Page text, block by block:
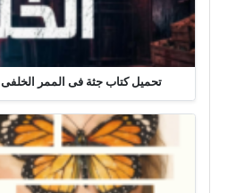
تحميل كتاب جثة فى الممر الخلفى PDF يارا رضوان مجانا